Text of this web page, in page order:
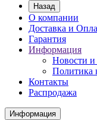
Назад
О компании
Доставка и
Гарантия
Информация
Новости
Политика
Контакты
Распродажа
Информация